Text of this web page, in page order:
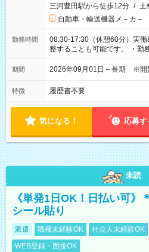
三河豊田駅から徒歩12分 / 土
自動車・輸送機器メ－カ－
勤務時間
08:30-17:30（休憩60分）実
整することも可能です。 ・
終了時間 17:30～18:00
期間 2026年09月01日～長期 ※開
特徴 履歴書不要
気になる！ 応募す
未読
《単発1日OK！日払い可》
シール貼り
派遣 職種未経験OK 社会人未経験OK
WEB登録・面接OK